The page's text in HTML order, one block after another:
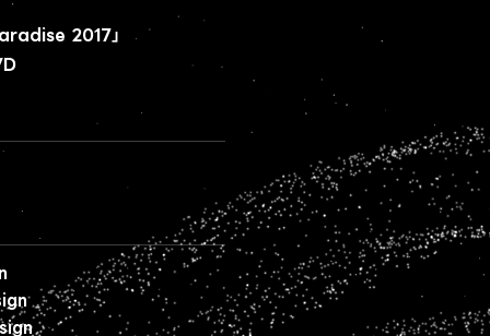
2017」